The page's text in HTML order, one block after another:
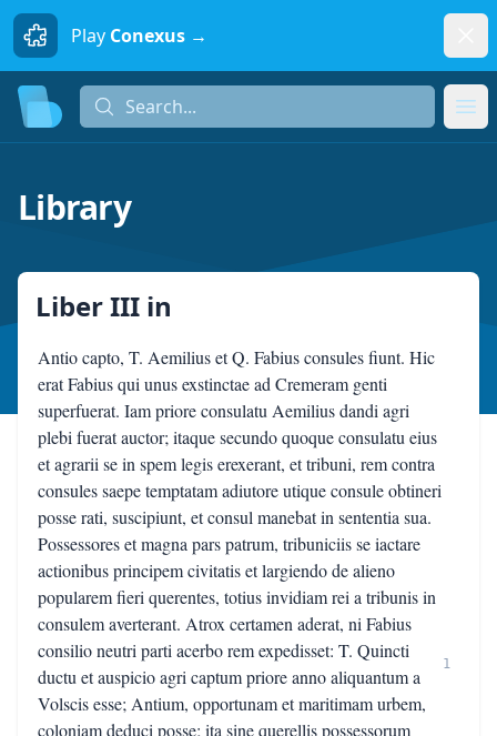
Play Conexus →
Search...
Library
Liber III in
Antio capto, T. Aemilius et Q. Fabius consules fiunt. Hic
erat Fabius qui unus exstinctae ad Cremeram genti
superfuerat. Iam priore consulatu Aemilius dandi agri
plebi fuerat auctor; itaque secundo quoque consulatu eius
et agrarii se in spem legis erexerant, et tribuni, rem contra
consules saepe temptatam adiutore utique consule obtineri
posse rati, suscipiunt, et consul manebat in sententia sua.
Possessores et magna pars patrum, tribuniciis se iactare
actionibus principem civitatis et largiendo de alieno
popularem fieri querentes, totius invidiam rei a tribunis in
consulem averterant. Atrox certamen aderat, ni Fabius
consilio neutri parti acerbo rem expedisset: T. Quincti
ductu et auspicio agri captum priore anno aliquantum a
Volscis esse; Antium, opportunam et maritimam urbem,
coloniam deduci posse; ita sine querellis possessorum
1